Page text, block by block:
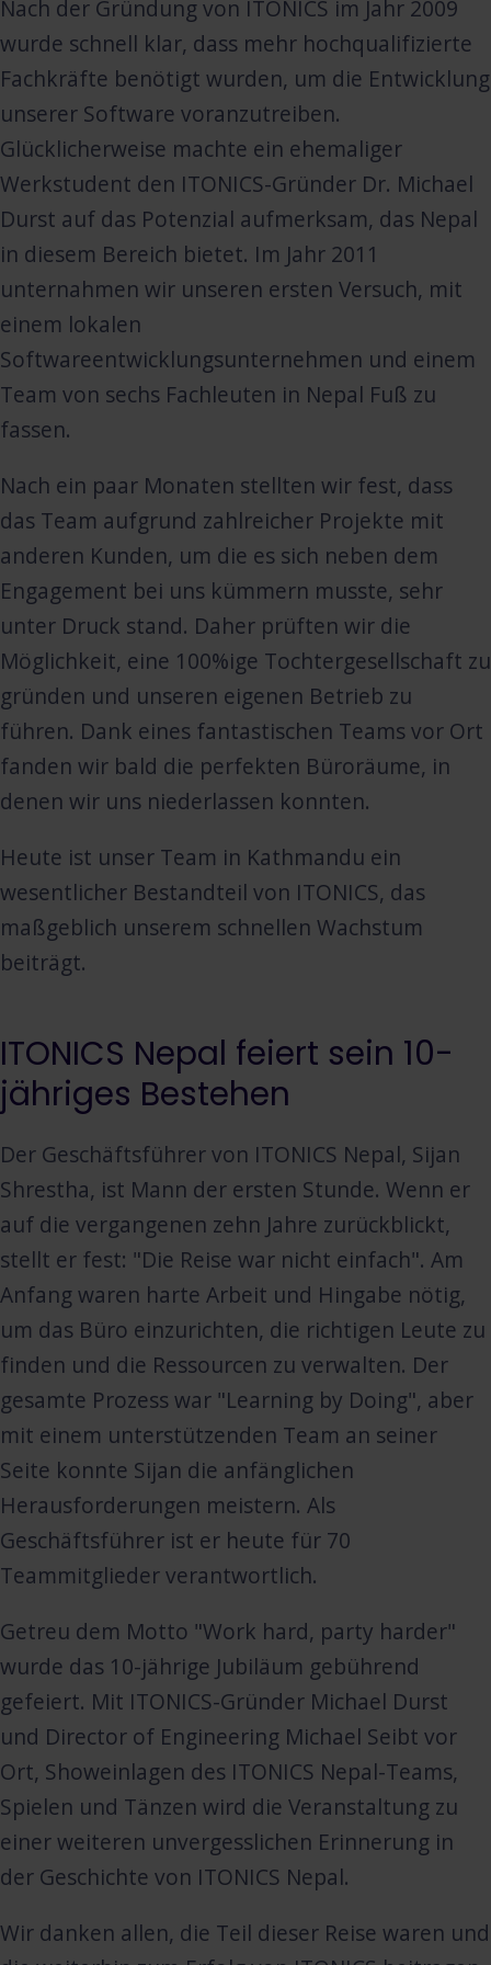
Nach der Gründung von ITONICS im Jahr 2009
wurde schnell klar, dass mehr hochqualifizierte
Fachkräfte benötigt wurden, um die Entwicklung
unserer Software voranzutreiben.
Glücklicherweise machte ein ehemaliger
Werkstudent den ITONICS-Gründer Dr. Michael
Durst auf das Potenzial aufmerksam, das Nepal
in diesem Bereich bietet. Im Jahr 2011
unternahmen wir unseren ersten Versuch, mit
einem lokalen
Softwareentwicklungsunternehmen und einem
Team von sechs Fachleuten in Nepal Fuß zu
fassen.
Nach ein paar Monaten stellten wir fest, dass
das Team aufgrund zahlreicher Projekte mit
anderen Kunden, um die es sich neben dem
Engagement bei uns kümmern musste, sehr
unter Druck stand. Daher prüften wir die
Möglichkeit, eine 100%ige Tochtergesellschaft zu
gründen und unseren eigenen Betrieb zu
führen. Dank eines fantastischen Teams vor Ort
fanden wir bald die perfekten Büroräume, in
denen wir uns niederlassen konnten.
Heute ist unser Team in Kathmandu ein
wesentlicher Bestandteil von ITONICS, das
maßgeblich unserem schnellen Wachstum
beiträgt.
ITONICS Nepal feiert sein 10-
jähriges Bestehen
Der Geschäftsführer von ITONICS Nepal, Sijan
Shrestha, ist Mann der ersten Stunde. Wenn er
auf die vergangenen zehn Jahre zurückblickt,
stellt er fest: "Die Reise war nicht einfach". Am
Anfang waren harte Arbeit und Hingabe nötig,
um das Büro einzurichten, die richtigen Leute zu
finden und die Ressourcen zu verwalten. Der
gesamte Prozess war "Learning by Doing", aber
mit einem unterstützenden Team an seiner
Seite konnte Sijan die anfänglichen
Herausforderungen meistern. Als
Geschäftsführer ist er heute für 70
Teammitglieder verantwortlich.
Getreu dem Motto "Work hard, party harder"
wurde das 10-jährige Jubiläum gebührend
gefeiert. Mit ITONICS-Gründer Michael Durst
und Director of Engineering Michael Seibt vor
Ort, Showeinlagen des ITONICS Nepal-Teams,
Spielen und Tänzen wird die Veranstaltung zu
einer weiteren unvergesslichen Erinnerung in
der Geschichte von ITONICS Nepal.
Wir danken allen, die Teil dieser Reise waren und